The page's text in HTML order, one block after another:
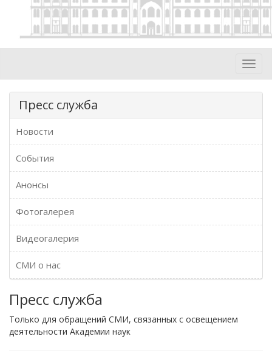
Пресс служба
Новости
События
Анонсы
Фотогалерея
Видеогалерия
СМИ о нас
Пресс служба
Только для обращений СМИ, связанных с освещением
деятельности Академии наук